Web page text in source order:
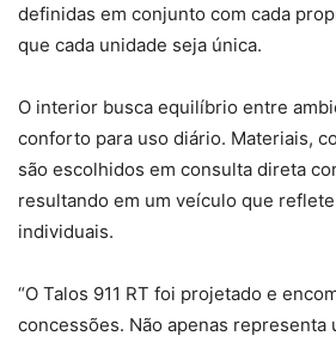
definidas em conjunto com cada
que cada unidade seja única.
O interior busca equilíbrio entre
conforto para uso diário. Materiais,
são escolhidos em consulta direta
resultando em um veículo que
individuais.
“O Talos 911 RT foi projetado e
concessões. Não apenas representa